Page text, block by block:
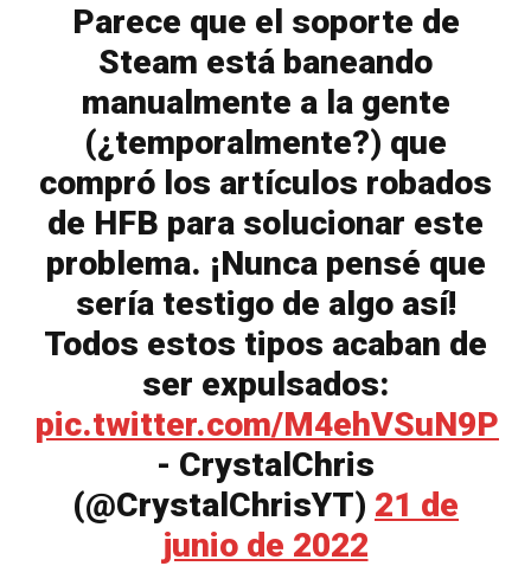
Parece que el soporte de
Steam está baneando
manualmente a la gente
(¿temporalmente?) que
compró los artículos robados
de HFB para solucionar este
problema. ¡Nunca pensé que
sería testigo de algo así!
Todos estos tipos acaban de
ser expulsados:
pic.twitter.com/M4ehVSuN9P
- CrystalChris
(@CrystalChrisYT) 21 de
junio de 2022